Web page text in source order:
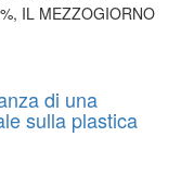
IL MEZZOGIORNO
di una
sulla plastica